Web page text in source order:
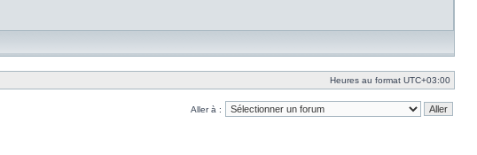
Heures au format UTC+03:00
Aller à :